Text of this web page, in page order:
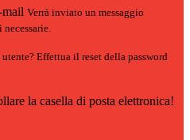
Verrà inviato un messaggio
Effettua il reset della password
la casella di posta elettronica!